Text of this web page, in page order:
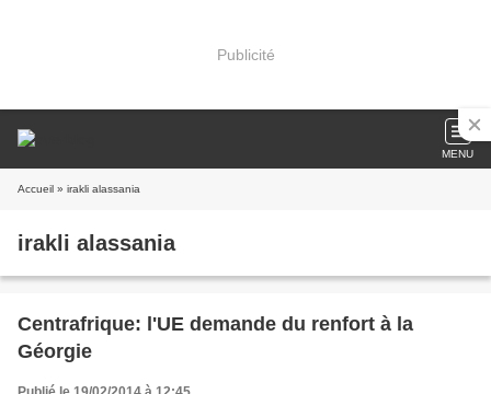
Publicité
MENU
Accueil » irakli alassania
irakli alassania
Centrafrique: l'UE demande du renfort à la
Géorgie